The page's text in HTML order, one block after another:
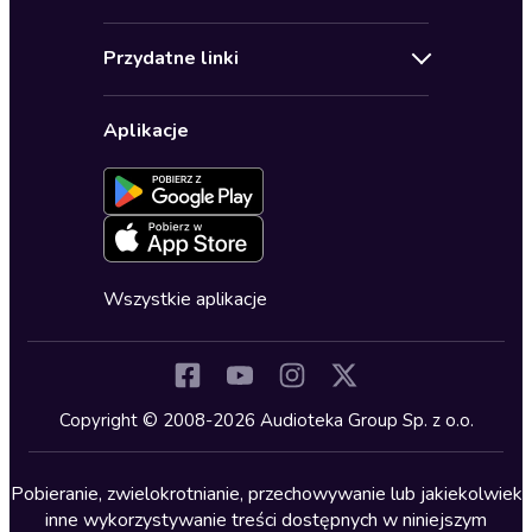
Biznes, marketing, ekonomia
Dla młodzieży
Kryminały
Lektury szkolne
Literatura anglojęzyczna
Ustawienia prywatności
Formularz zgłaszania nielegalnych treści
Deklaracja dostępności
Karnety
Oferta dla firm i bibliotek
Przydatne linki
Dołącz do newslettera
Blog
Zapowiedzi
Cykle audiobooków
Aplikacje
Wszystkie aplikacje
Copyright © 2008-2026 Audioteka Group Sp. z o.o.
Pobieranie, zwielokrotnianie, przechowywanie lub jakiekolwiek
inne wykorzystywanie treści dostępnych w niniejszym